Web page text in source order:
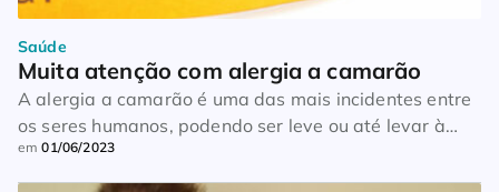
Saúde
Muita atenção com alergia a camarão
A alergia a camarão é uma das mais incidentes entre
os seres humanos, podendo ser leve ou até levar à
morte. Ela é identificada através de sintomas, que
geralmente surgem de maneira rápida e agressiva
em01/06/2023